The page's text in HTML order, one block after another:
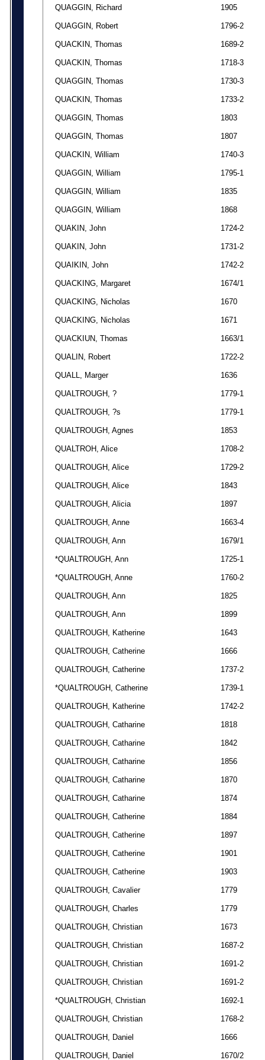
QUAGGIN, Richard 1905
QUAGGIN, Robert 1796-2
QUACKIN, Thomas 1689-2
QUACKIN, Thomas 1718-3
QUAGGIN, Thomas 1730-3
QUACKIN, Thomas 1733-2
QUAGGIN, Thomas 1803
QUAGGIN, Thomas 1807
QUACKIN, William 1740-3
QUAGGIN, William 1795-1
QUAGGIN, William 1835
QUAGGIN, William 1868
QUAKIN, John 1724-2
QUAKIN, John 1731-2
QUAIKIN, John 1742-2
QUACKING, Margaret 1674/1
QUACKING, Nicholas 1670
QUACKING, Nicholas 1671
QUACKIUN, Thomas 1663/1
QUALIN, Robert 1722-2
QUALL, Marger 1636
QUALTROUGH, ? 1779-1
QUALTROUGH, ?s 1779-1
QUALTROUGH, Agnes 1853
QUALTROH, Alice 1708-2
QUALTROUGH, Alice 1729-2
QUALTROUGH, Alice 1843
QUALTROUGH, Alicia 1897
QUALTROUGH, Anne 1663-4
QUALTROUGH, Ann 1679/1
*QUALTROUGH, Ann 1725-1
*QUALTROUGH, Anne 1760-2
QUALTROUGH, Ann 1825
QUALTROUGH, Ann 1899
QUALTROUGH, Katherine 1643
QUALTROUGH, Catherine 1666
QUALTROUGH, Catherine 1737-2
*QUALTROUGH, Catherine 1739-1
QUALTROUGH, Katherine 1742-2
QUALTROUGH, Catharine 1818
QUALTROUGH, Catharine 1842
QUALTROUGH, Catharine 1856
QUALTROUGH, Catharine 1870
QUALTROUGH, Catharine 1874
QUALTROUGH, Catherine 1884
QUALTROUGH, Catherine 1897
QUALTROUGH, Catherine 1901
QUALTROUGH, Catherine 1903
QUALTROUGH, Cavalier 1779
QUALTROUGH, Charles 1779
QUALTROUGH, Christian 1673
QUALTROUGH, Christian 1687-2
QUALTROUGH, Christian 1691-2
QUALTROUGH, Christian 1691-2
*QUALTROUGH, Christian 1692-1
QUALTROUGH, Christian 1768-2
QUALTROUGH, Daniel 1666
QUALTROUGH, Daniel 1670/2